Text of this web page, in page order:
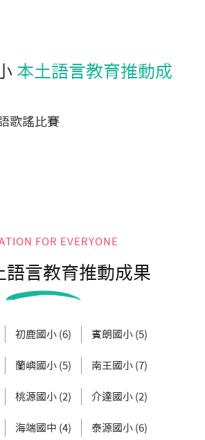
本土語言教育推動成
歌謠比賽
FOR EVERYONE
語言教育推動成果
初鹿國小 (6) 賓朗國小 (5)
蘭嶼國小 (5) 南王國小 (7)
桃源國小 (2) 介達國小 (2)
海端國中 (4) 泰源國小 (6)